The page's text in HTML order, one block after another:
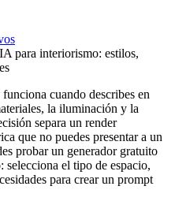
para interiorismo: estilos,
cuando describes en
la iluminación y la
separa un render
que no puedes presentar a un
probar un generador gratuito
el tipo de espacio,
para crear un prompt